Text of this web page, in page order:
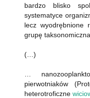
bardzo blisko
systematyce
lecz wyodrębnione
grupę taksonomiczna.
(…)
…
pierwotniaków
heterotroficzne